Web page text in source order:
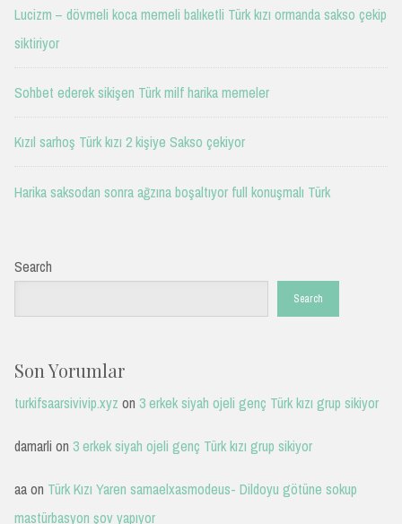
Lucizm – dövmeli koca memeli balıketli Türk kızı ormanda sakso çekip
siktiriyor
Sohbet ederek sikişen Türk milf harika memeler
Kızıl sarhoş Türk kızı 2 kişiye Sakso çekiyor
Harika saksodan sonra ağzına boşaltıyor full konuşmalı Türk
Search
Search
Son Yorumlar
turkifsaarsivivip.xyz on 3 erkek siyah ojeli genç Türk kızı grup sikiyor
damarli on 3 erkek siyah ojeli genç Türk kızı grup sikiyor
aaon Türk Kızı Yaren samaelxasmodeus- Dildoyu götüne sokup
mastürbasyon şov yapıyor